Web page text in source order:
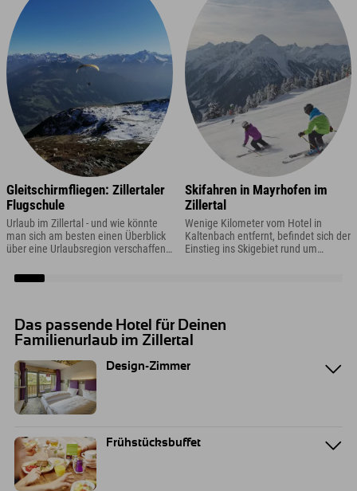
Gleitschirmfliegen: Zillertaler
Flugschule
Urlaub im Zillertal - und wie könnte
man sich am besten einen Überblick
über eine Urlaubsregion verschaffen?!
Skifahren in Mayrhofen im
Zillertal
Wenige Kilometer vom Hotel in
Kaltenbach entfernt, befindet sich der
Einstieg ins Skigebiet rund um
Das passende Hotel für Deinen
Familienurlaub im Zillertal
Design-Zimmer
Frühstücksbuffet